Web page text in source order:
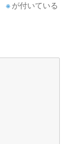
※ が付いている